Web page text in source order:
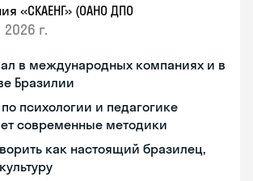
«СКАЕНГ» (ОАНО ДПО
2026 г.
в международных компаниях и в
Бразилии
психологии и педагогике
современные методики
как настоящий бразилец,